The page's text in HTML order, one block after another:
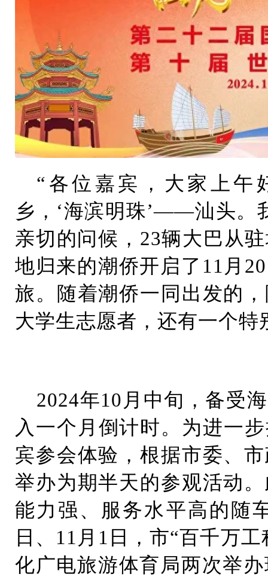
“各位嘉宾，大家上午
乡，‘海滨明珠’——汕头。
亲切的问候，23辆大巴从
地归来的潮侨开启了11月
旅。随着潮侨一同出发的
大学生志愿者，还有一个
2024年10月中旬，备受
入一个月倒计时。为进一
宾参会体验，根据市委、
举办为期半天的参观活动
能力强、服务水平高的随
日、11月1日，市“百千万
化广电旅游体育局两次举